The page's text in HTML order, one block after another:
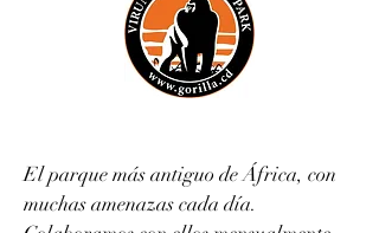
El parque más antiguo de África, con
muchas amenazas cada día.